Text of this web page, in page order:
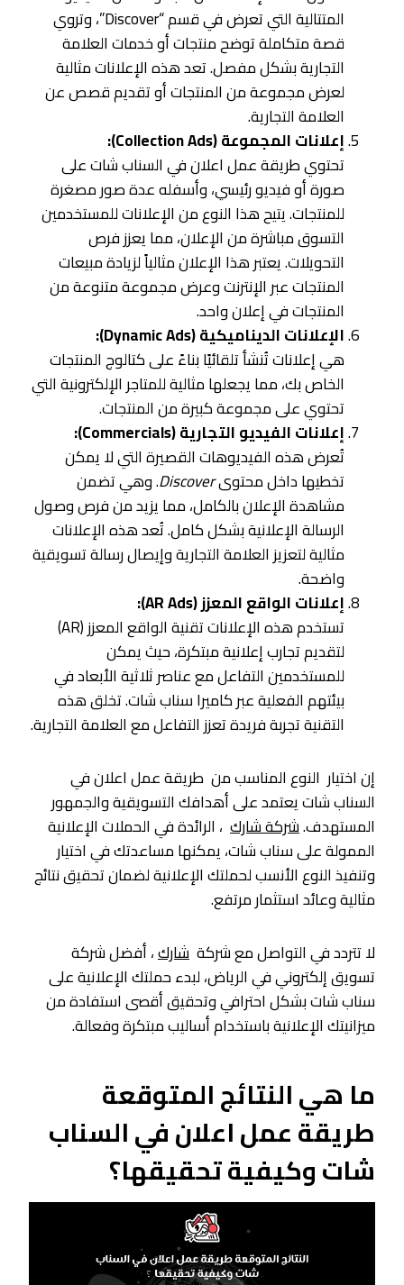
المتتالية التي تعرض في قسم “Discover”، وتروي
قصة متكاملة توضح منتجات أو خدمات العلامة
التجارية بشكل مفصل. تعد هذه الإعلانات مثالية
لعرض مجموعة من المنتجات أو تقديم قصص عن
العلامة التجارية.
إعلانات المجموعة (Collection Ads):
تحتوي طريقة عمل اعلان في السناب شات على
صورة أو فيديو رئيسي، وأسفله عدة صور مصغرة
للمنتجات. يتيح هذا النوع من الإعلانات للمستخدمين
التسوق مباشرة من الإعلان، مما يعزز فرص
التحويلات. يعتبر هذا الإعلان مثالياً لزيادة مبيعات
المنتجات عبر الإنترنت وعرض مجموعة متنوعة من
المنتجات في إعلان واحد.
الإعلانات الديناميكية (Dynamic Ads):
هي إعلانات تُنشأ تلقائيًا بناءً على كتالوج المنتجات
الخاص بك، مما يجعلها مثالية للمتاجر الإلكترونية التي
تحتوي على مجموعة كبيرة من المنتجات.
إعلانات الفيديو التجارية (Commercials):
تُعرض هذه الفيديوهات القصيرة التي لا يمكن
تخطيها داخل محتوىDiscover. وهي تضمن
مشاهدة الإعلان بالكامل، مما يزيد من فرص وصول
الرسالة الإعلانية بشكل كامل. تُعد هذه الإعلانات
مثالية لتعزيز العلامة التجارية وإيصال رسالة تسويقية
واضحة.
إعلانات الواقع المعزز (AR Ads):
تستخدم هذه الإعلانات تقنية الواقع المعزز (AR)
لتقديم تجارب إعلانية مبتكرة، حيث يمكن
للمستخدمين التفاعل مع عناصر ثلاثية الأبعاد في
بيئتهم الفعلية عبر كاميرا سناب شات. تخلق هذه
التقنية تجربة فريدة تعزز التفاعل مع العلامة التجارية.
إن اختيار النوع المناسب من طريقة عمل اعلان في
السناب شات يعتمد على أهدافك التسويقية والجمهور
المستهدف.شركة شارك ، الرائدة في الحملات الإعلانية
الممولة على سناب شات، يمكنها مساعدتك في اختيار
وتنفيذ النوع الأنسب لحملتك الإعلانية لضمان تحقيق نتائج
مثالية وعائد استثمار مرتفع.
لا تتردد في التواصل مع شركة شارك، أفضل شركة
تسويق إلكتروني في الرياض، لبدء حملتك الإعلانية على
سناب شات بشكل احترافي وتحقيق أقصى استفادة من
ميزانيتك الإعلانية باستخدام أساليب مبتكرة وفعالة.
ما هي النتائج المتوقعة
طريقة عمل اعلان في السناب
شات وكيفية تحقيقها؟